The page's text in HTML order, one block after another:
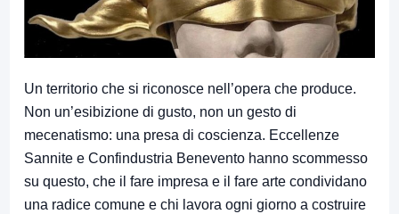
Un territorio che si riconosce nell’opera che produce.
Non un’esibizione di gusto, non un gesto di
mecenatismo: una presa di coscienza. Eccellenze
Sannite e Confindustria Benevento hanno scommesso
su questo, che il fare impresa e il fare arte condividano
una radice comune e chi lavora ogni giorno a costruire